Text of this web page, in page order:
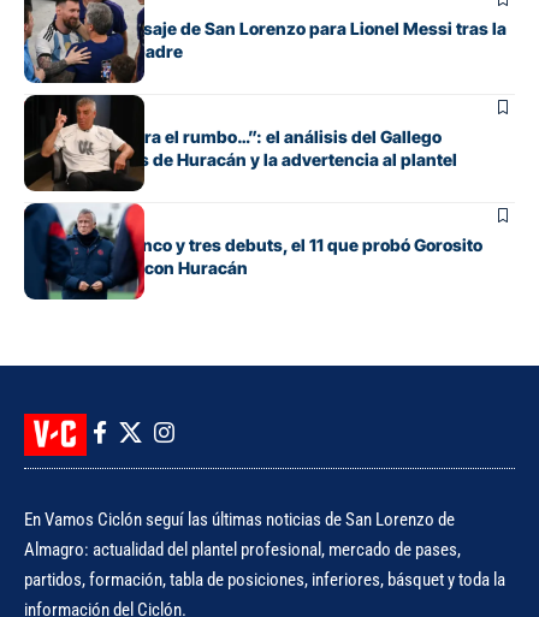
El sentido mensaje de San Lorenzo para Lionel Messi tras la
muerte de su padre
Fútbol
“Si no encuentra el rumbo…”: el análisis del Gallego
González antes de Huracán y la advertencia al plantel
Fútbol
Con línea de cinco y tres debuts, el 11 que probó Gorosito
para el clásico con Huracán
En Vamos Ciclón seguí las últimas noticias de San Lorenzo de
Almagro: actualidad del plantel profesional, mercado de pases,
partidos, formación, tabla de posiciones, inferiores, básquet y toda la
información del Ciclón.